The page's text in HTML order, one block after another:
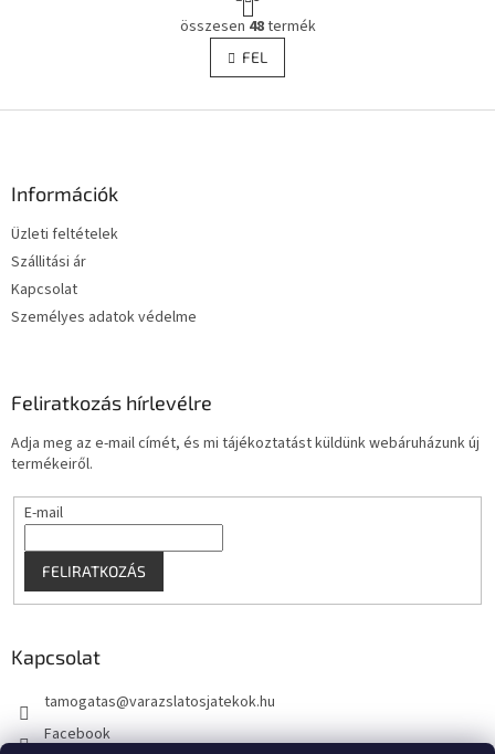
L
i
s
t
a
p
o
z
á
összesen 48termék
FEL
Információk
Üzleti feltételek
Szállitási ár
Kapcsolat
Személyes adatok védelme
Feliratkozás hírlevélre
Adja meg az e-mail címét, és mi tájékoztatást küldünk webáruházunk új
termékeiről.
E-mail
FELIRATKOZÁS
Kapcsolat
tamogatas@varazslatosjatekok.hu
Facebook